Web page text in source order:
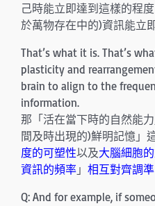
己時能立即達到這樣的程
於萬物存在中的)資訊能立
That’s what it is. That’s
plasticity and
brain to align to the
information.
那「活在當下時的自然能
間及時出現的)鮮明記憶」
度的可塑性以及大腦細胞
資訊的頻率 」 相互對齊調準
Q: And for example, if